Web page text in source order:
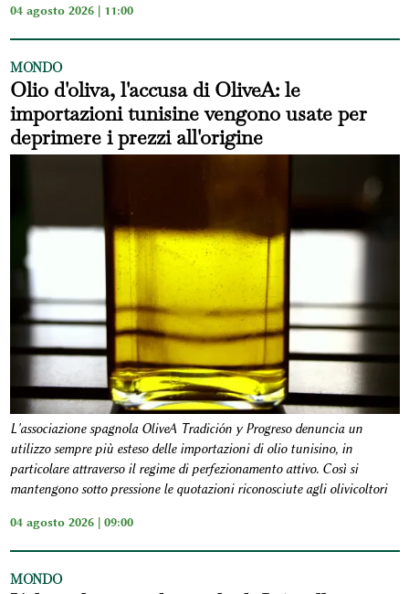
04 agosto 2026 | 11:00
MONDO
Olio d'oliva, l'accusa di OliveA: le
importazioni tunisine vengono usate per
deprimere i prezzi all'origine
L'associazione spagnola OliveA Tradición y Progreso denuncia un
utilizzo sempre più esteso delle importazioni di olio tunisino, in
particolare attraverso il regime di perfezionamento attivo. Così si
mantengono sotto pressione le quotazioni riconosciute agli olivicoltori
04 agosto 2026 | 09:00
MONDO